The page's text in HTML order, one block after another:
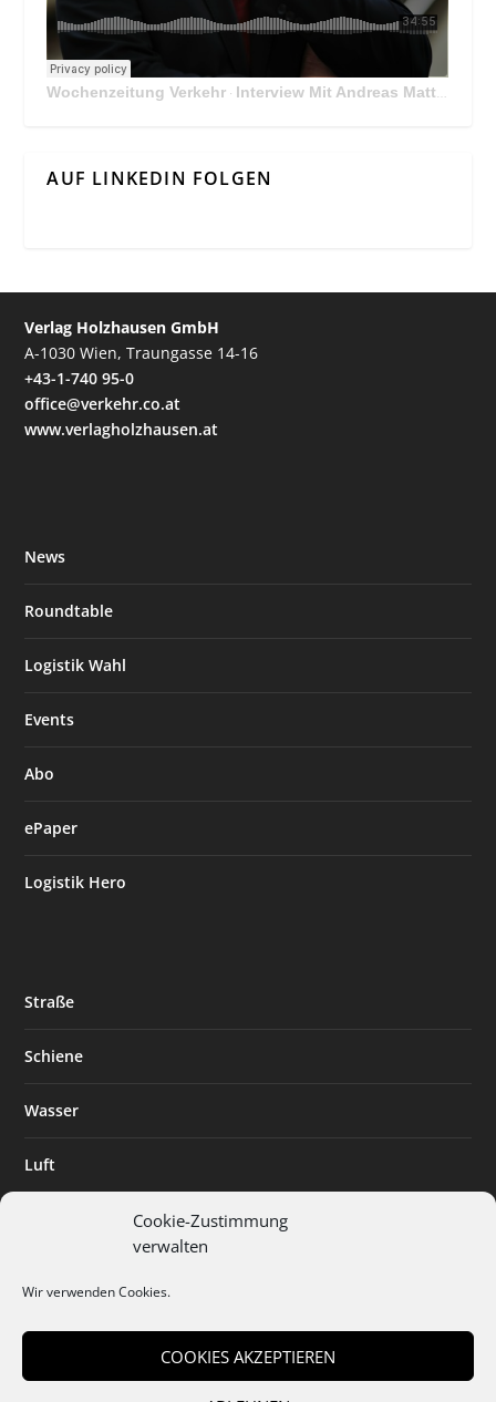
Cookie-Zustimmung
verwalten
Wir verwenden Cookies.
COOKIES AKZEPTIEREN
Wochenzeitung Verkehr · Interview Mit Andreas Matthä, CEO der ÖBB Holding
AUF LINKEDIN FOLGEN
Verlag Holzhausen GmbH
A-1030 Wien, Traungasse 14-16
+43-1-740 95-0
office@verkehr.co.at
www.verlagholzhausen.at
News
Roundtable
Logistik Wahl
Events
Abo
ePaper
Logistik Hero
Straße
Schiene
Wasser
Luft
Digitalisierung